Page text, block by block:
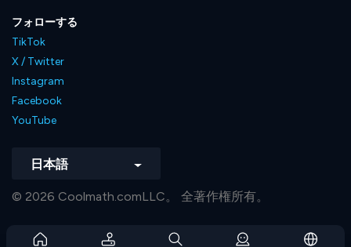
フォローする
TikTok
X / Twitter
Instagram
Facebook
YouTube
日本語
© 2026 Coolmath.comLLC。 全著作権所有。